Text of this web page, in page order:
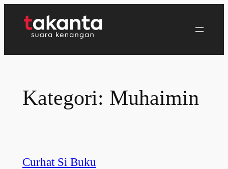
Kategori: Muhaimin
Curhat Si Buku